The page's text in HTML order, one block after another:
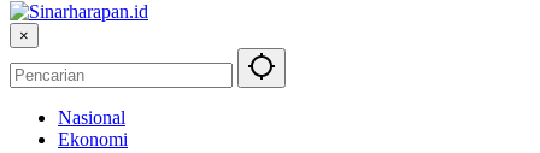
×
Nasional
Ekonomi